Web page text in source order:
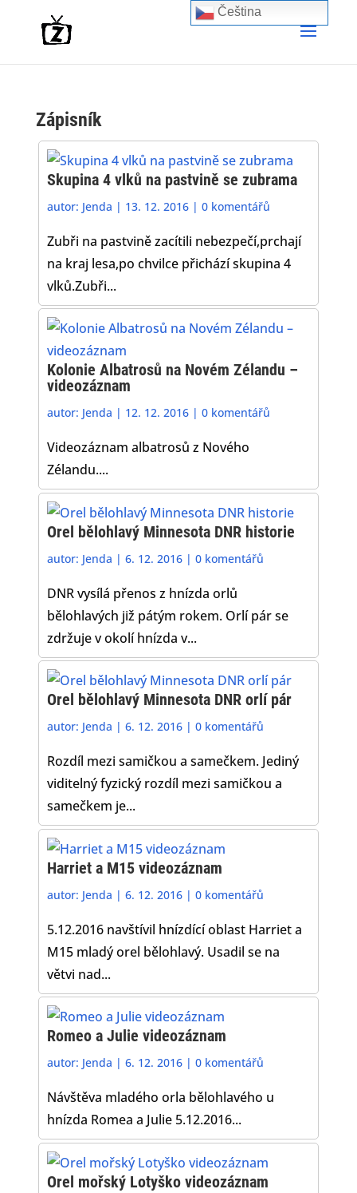
Zápisník
Skupina 4 vlků na pastvině se zubrama
autor: Jenda | 13. 12. 2016 |0 komentářů
Zubři na pastvině zacítili nebezpečí,prchají
na kraj lesa,po chvilce přichází skupina 4
vlků.Zubři...
Kolonie Albatrosů na Novém Zélandu –
videozáznam
autor: Jenda | 12. 12. 2016 |0 komentářů
Videozáznam albatrosů z Nového
Zélandu....
Orel bělohlavý Minnesota DNR historie
autor: Jenda |6. 12. 2016 |0 komentářů
DNR vysílá přenos z hnízda orlů
bělohlavých již pátým rokem. Orlí pár se
zdržuje v okolí hnízda v...
Orel bělohlavý Minnesota DNR orlí pár
autor: Jenda |6. 12. 2016 |0 komentářů
Rozdíl mezi samičkou a samečkem. Jediný
viditelný fyzický rozdíl mezi samičkou a
samečkem je...
Harriet a M15 videozáznam
autor: Jenda |6. 12. 2016 |0 komentářů
5.12.2016 navštívil hnízdící oblast Harriet a
M15 mladý orel bělohlavý. Usadil se na
větvi nad...
Romeo a Julie videozáznam
autor: Jenda |6. 12. 2016 |0 komentářů
Návštěva mladého orla bělohlavého u
hnízda Romea a Julie 5.12.2016...
Orel mořský Lotyško videozáznam
Čeština‎